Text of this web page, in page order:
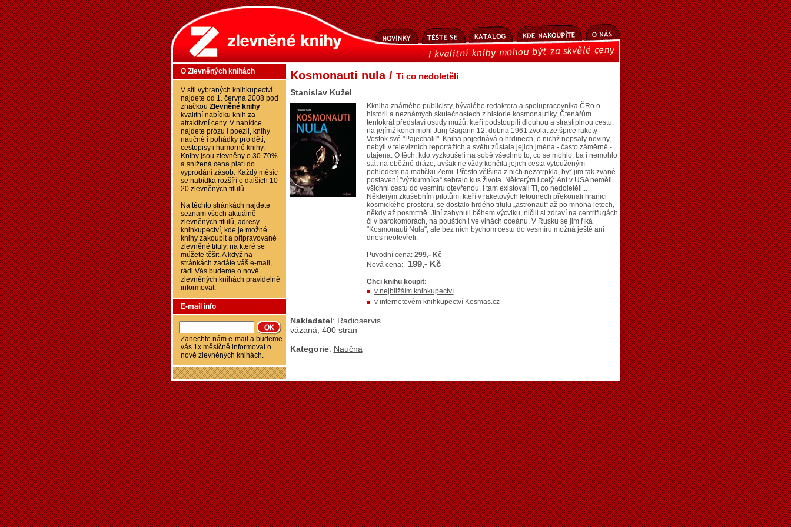
Kosmonauti nula / Ti co nedoletěli
Stanislav Kužel
Kkniha známého publicisty, bývalého redaktora a spolupracovníka ČRo o
historii a neznámých skutečnostech z historie kosmonautiky. Čtenářům
tentokrát představí osudy mužů, kteří podstoupili dlouhou a strastiplnou cestu,
na jejímž konci mohl Jurij Gagarin 12. dubna 1961 zvolat ze špice rakety
Vostok své "Pajechali!". Kniha pojednává o hrdinech, o nichž nepsaly noviny,
nebyli v televizních reportážích a světu zůstala jejich jména - často záměrně -
utajena. O těch, kdo vyzkoušeli na sobě všechno to, co se mohlo, ba i nemohlo
stát na oběžné dráze, avšak ne vždy končila jejich cesta vytouženým
pohledem na matičku Zemi. Přesto většina z nich nezatrpkla, byť jim tak zvané
postavení "výzkumníka“ sebralo kus života. Některým i celý. Ani v USA neměli
všichni cestu do vesmíru otevřenou, i tam existovali Ti, co nedoletěli...
Některým zkušebním pilotům, kteří v raketových letounech překonali hranici
kosmického prostoru, se dostalo hrdého titulu „astronaut“ až po mnoha letech,
někdy až posmrtně. Jiní zahynuli během výcviku, ničili si zdraví na centrifugách
či v barokomorách, na pouštích i ve vlnách oceánu. V Rusku se jim říká
"Kosmonauti Nula", ale bez nich bychom cestu do vesmíru možná ještě ani
dnes neotevřeli.
Původní cena:299,- Kč
Nová cena:
199,- Kč
Chci knihu koupit:
v nejbližším knihkupectví
v internetovém knihkupectví Kosmas.cz
Nakladatel: Radioservis
vázaná, 400 stran
Kategorie: Naučná
O Zlevněných knihách
V síti vybraných knihkupectví
najdete od 1. června 2008 pod
značkou Zlevněné knihy
kvalitní nabídku knih za
atraktivní ceny. V nabídce
najdete prózu i poezii, knihy
naučné i pohádky pro děti,
cestopisy i humorné knihy.
Knihy jsou zlevněny o 30-70%
a snížená cena platí do
vyprodání zásob. Každý měsíc
se nabídka rozšíří o dalších 10-
20 zlevněných titulů.
Na těchto stránkách najdete
seznam všech aktuálně
zlevněných titulů, adresy
knihkupectví, kde je možné
knihy zakoupit a připravované
zlevněné tituly, na které se
můžete těšit. A když na
stránkách zadáte váš e-mail,
rádi Vás budeme o nově
zlevněných knihách pravidelně
informovat.
E-mail info
Zanechte nám e-mail a budeme
vás 1x měsíčně informovat o
nově zlevněných knihách.